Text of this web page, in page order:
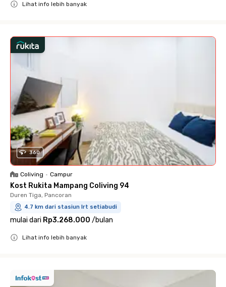
Lihat info lebih banyak
360
Coliving • Campur
Kost Rukita Mampang Coliving 94
Duren Tiga, Pancoran
4.7 km dari stasiun lrt setiabudi
mulai dari Rp3.268.000 /bulan
Lihat info lebih banyak